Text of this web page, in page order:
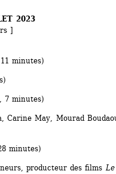
2023
]
minutes)
7 minutes)
Carine May, Mourad
minutes)
producteur des films